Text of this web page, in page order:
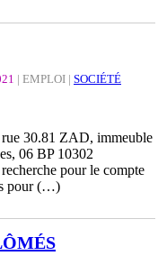
| EMPLOI | SOCIÉTÉ
30.81 ZAD, immeuble
06 BP 10302
pour le compte
pour (…)